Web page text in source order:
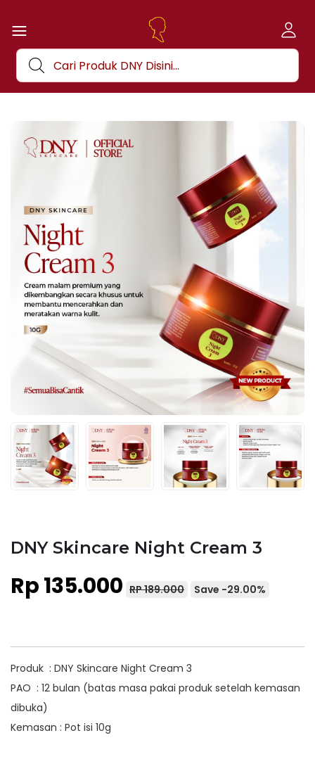
DNY Skincare Night Cream 3
Rp 135.000 RP 189.000 Save -29.00%
Produk : DNY Skincare Night Cream 3
PAO : 12 bulan (batas masa pakai produk setelah kemasan
dibuka)
Kemasan : Pot isi 10g